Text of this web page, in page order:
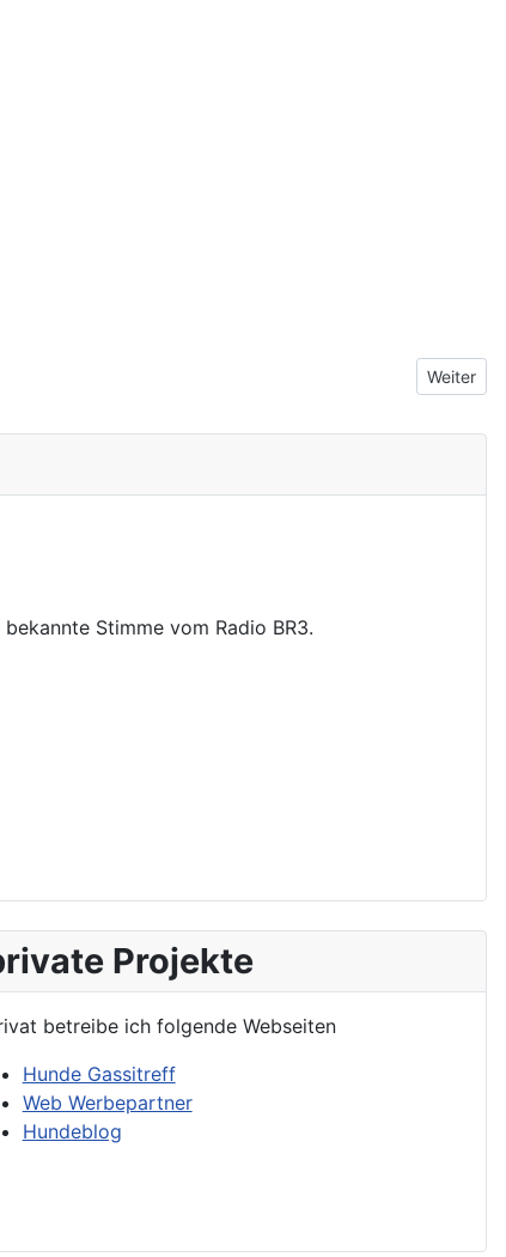
Nächster
Weiter
Stimme vom Radio BR3.
Projekte
betreibe ich folgende Webseiten
Hunde Gassitreff
Web Werbepartner
Hundeblog